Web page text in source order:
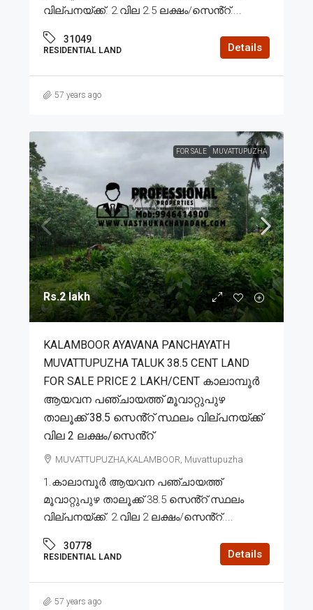
വില്പനയ്ക്ക്. 2.വില 2.5 ലക്ഷം/സെൻ്റ്....
31049
RESIDENTIAL LAND Details
57 years ago
FOR SALE MUVATTUPUZHA
Rs.2 lakh
KALAMBOOR AYAVANA PANCHAYATH
MUVATTUPUZHA TALUK 38.5 CENT LAND
FOR SALE PRICE 2 LAKH/CENT കാലാമ്പൂർ
ആയവന പഞ്ചായത്ത് മൂവാറ്റുപുഴ
താലൂക്ക് 38.5 സെൻ്റ് സ്ഥലം വില്പനയ്ക്ക്
വില 2 ലക്ഷം/സെൻ്റ്
MUVATTUPUZHA,KALAMBOOR, Muvattupuzha
1.കാലാമ്പൂർ ആയവന പഞ്ചായത്ത്
മൂവാറ്റുപുഴ താലൂക്ക് 38.5 സെൻ്റ് സ്ഥലം
വില്പനയ്ക്ക്. 2.വില 2 ലക്ഷം/സെൻ്റ്....
30778
RESIDENTIAL LAND Details
57 years ago